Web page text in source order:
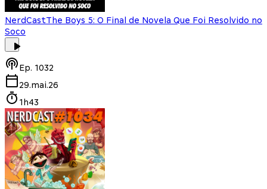
NerdCastThe Boys 5: O Final de Novela Que Foi Resolvido no
Soco
Ep. 1032
29.mai.26
1h43